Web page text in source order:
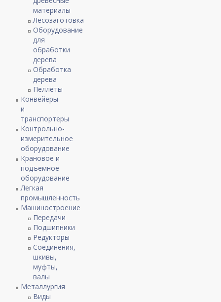
материалы
Лесозаготовка
Оборудование
для
обработки
дерева
Обработка
дерева
Пеллеты
Конвейеры
и
транспортеры
Контрольно-
измерительное
оборудование
Крановое и
подъемное
оборудование
Легкая
промышленность
Машиностроение
Передачи
Подшипники
Редукторы
Соединения,
шкивы,
муфты,
валы
Металлургия
Виды